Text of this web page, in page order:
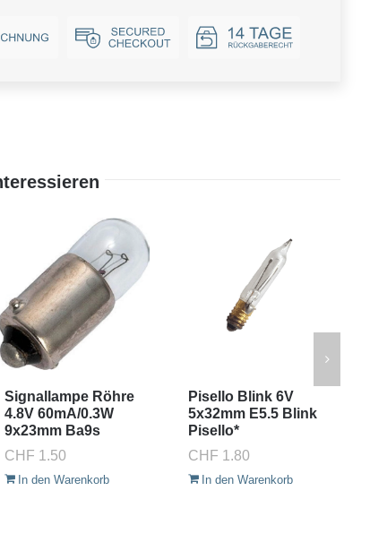
Signallampe Röhre
4.8V 60mA/0.3W
9x23mm Ba9s
CHF 1.50
In den Warenkorb
Pisello Blink 6V
5x32mm E5.5 Blink
Pisello*
CHF 1.80
In den Warenkorb